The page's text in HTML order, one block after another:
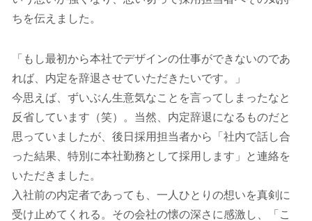
ちを伝えました。
「もし最初から本社でデザインの仕事ができないのであ
れば、内定を辞退させていただきたいです。」
今思えば、ずいぶん生意気なことを言ってしまったなと
反省しています（笑）。当然、内定辞退になるものだと
思っていましたが、後日採用担当者から「社内で話し合
った結果、特別に本社勤務として採用します」と連絡を
いただきました。
入社前の内定者であっても、一人ひとりの想いを真剣に
受け止めてくれる。その会社の懐の深さに感激し、「こ